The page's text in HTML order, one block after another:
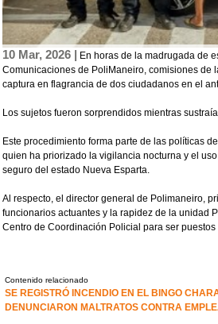
10 Mar, 2026 | En horas de la madrugada de
Comunicaciones de PoliManeiro, comisiones de
captura en flagrancia de dos ciudadanos en el
Los sujetos fueron sorprendidos mientras
Este procedimiento forma parte de las políticas
quien ha priorizado la vigilancia nocturna y el
seguro del estado Nueva Esparta.
Al respecto, el director general de Polimaneiro,
funcionarios actuantes y la rapidez de la unidad
Centro de Coordinación Policial para ser
Contenido relacionado
SE REGISTRÓ INCENDIO EN EL BINGO
DENUNCIARON MALTRATOS CONTRA